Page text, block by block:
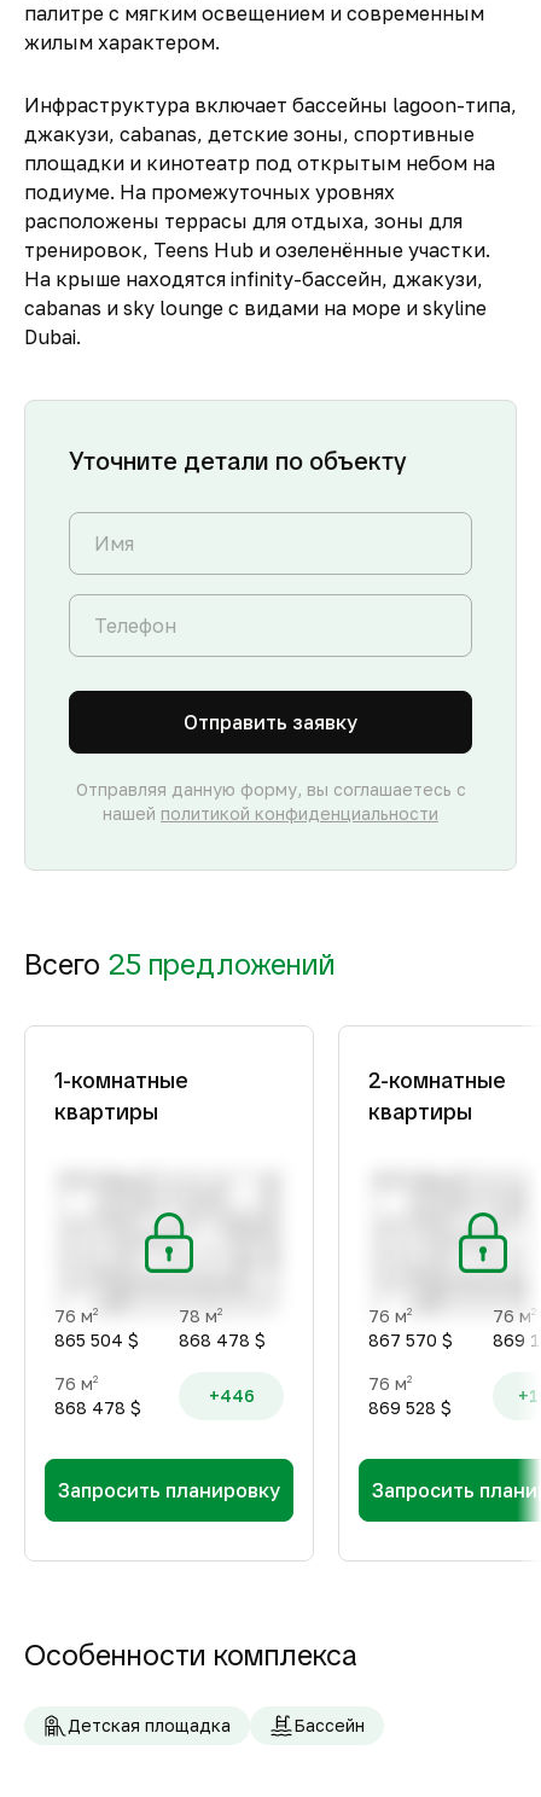
палитре с мягким освещением и современным
жилым характером.
Инфраструктура включает бассейны lagoon-типа,
джакузи, cabanas, детские зоны, спортивные
площадки и кинотеатр под открытым небом на
подиуме. На промежуточных уровнях
расположены террасы для отдыха, зоны для
тренировок, Teens Hub и озеленённые участки.
На крыше находятся infinity-бассейн, джакузи,
cabanas и sky lounge с видами на море и skyline
Dubai.
Уточните детали по объекту
Отправить заявку
Отправляя данную форму, вы соглашаетесь с
нашей политикой конфиденциальности
Всего 25 предложений
1-комнатные
квартиры
76 м2
865 504 $
78 м2
868 478 $
76 м2
868 478 $
+446
Запросить планировку
2-комнатные
квартиры
76 м2
867 570 $
76 м2
869
76 м2
869 528 $
Запросить
Особенности комплекса
Детская площадка Бассейн